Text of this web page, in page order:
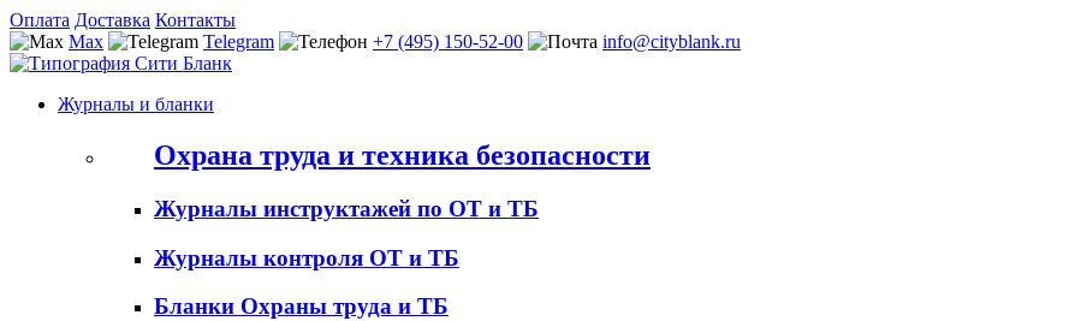
Оплата Доставка Контакты
Max
Telegram +7 (495) 150-52-00 info@cityblank.ru
Журналы и бланки
Охрана труда и техника безопасности
Журналы инструктажей по ОТ и ТБ
Журналы контроля ОТ и ТБ
Бланки Охраны труда и ТБ